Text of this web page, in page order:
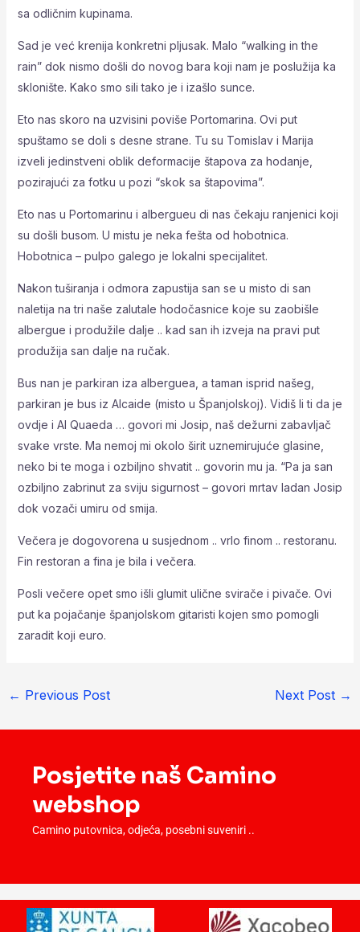
sa odličnim kupinama.
Sad je već krenija konkretni pljusak. Malo “walking in the
rain” dok nismo došli do novog bara koji nam je poslužija ka
sklonište. Kako smo sili tako je i izašlo sunce.
Eto nas skoro na uzvisini poviše Portomarina. Ovi put
spuštamo se doli s desne strane. Tu su Tomislav i Marija
izveli jedinstveni oblik deformacije štapova za hodanje,
pozirajući za fotku u pozi “skok sa štapovima”.
Eto nas u Portomarinu i albergueu di nas čekaju ranjenici koji
su došli busom. U mistu je neka fešta od hobotnica.
Hobotnica – pulpo galego je lokalni specijalitet.
Nakon tuširanja i odmora zapustija san se u misto di san
naletija na tri naše zalutale hodočasnice koje su zaobišle
albergue i produžile dalje .. kad san ih izveja na pravi put
produžija san dalje na ručak.
Bus nan je parkiran iza alberguea, a taman isprid našeg,
parkiran je bus iz Alcaide (misto u Španjolskoj). Vidiš li ti da je
ovdje i Al Quaeda … govori mi Josip, naš dežurni zabavljač
svake vrste. Ma nemoj mi okolo širit uznemirujuće glasine,
neko bi te moga i ozbiljno shvatit .. govorin mu ja. “Pa ja san
ozbiljno zabrinut za sviju sigurnost – govori mrtav ladan Josip
dok vozači umiru od smija.
Večera je dogovorena u susjednom .. vrlo finom .. restoranu.
Fin restoran a fina je bila i večera.
Posli večere opet smo išli glumit ulične svirače i pivače. Ovi
put ka pojačanje španjolskom gitaristi kojen smo pomogli
zaradit koji euro.
← Previous Post Next Post →
Posjetite naš Camino
webshop
Camino putovnica, odjeća, posebni suveniri ..